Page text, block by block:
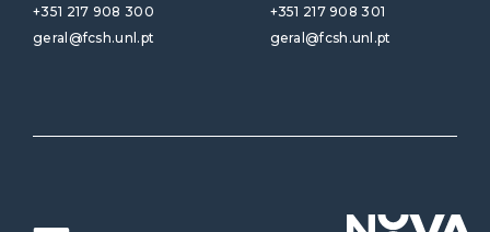
+351 217 908 300
geral@fcsh.unl.pt
+351 217 908 301
geral@fcsh.unl.pt